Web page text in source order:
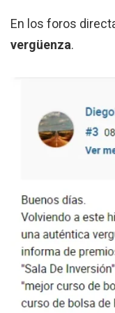
En los foros
vergüenza.